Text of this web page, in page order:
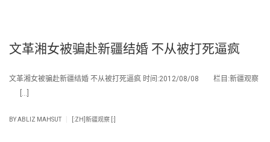
文革湘女被骗赴新疆结婚 不从被打死逼疯
文革湘女被骗赴新疆结婚 不从被打死逼疯 时间:2012/08/08 栏目:新疆观察
[…]
BYABLIZ MAHSUT [:ZH]新疆观察 [:]